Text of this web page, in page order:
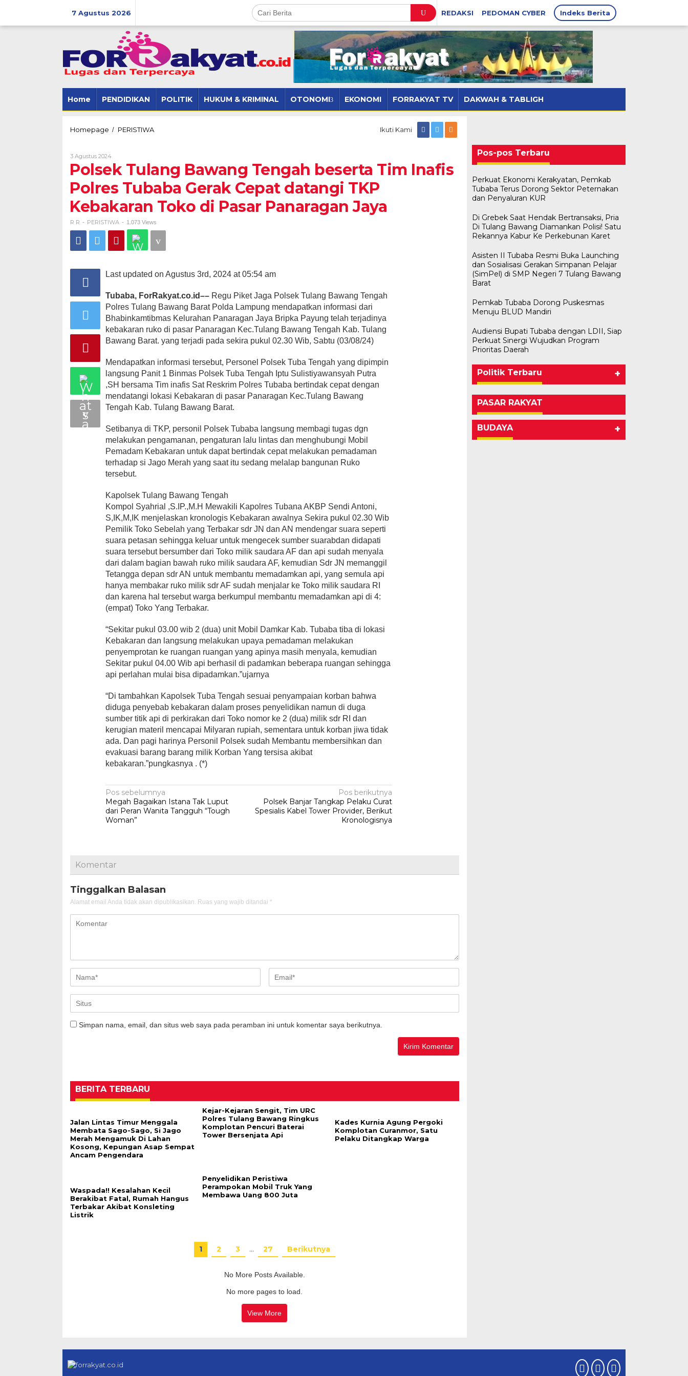
7 Agustus 2026 REDAKSI PEDOMAN CYBER Indeks Berita
Home PENDIDIKAN POLITIK HUKUM & KRIMINAL OTONOMI EKONOMI FORRAKYAT TV DAKWAH & TABLIGH
Homepage / PERISTIWAPolsek
beserta
Tim
Inafis
Polres
Tubaba
Gerak
Cepat
datangi
TKP
Kebakaran
Pasar
Jaya
Ikuti Kami
3 Agustus 2024Oleh
R
R
Polsek Tulang Bawang Tengah beserta Tim Inafis
Polres Tubaba Gerak Cepat datangi TKP
Kebakaran Toko di Pasar Panaragan Jaya
R R - PERISTIWA - 1.073 Views
Last updated on Agustus 3rd, 2024 at 05:54 am
Tubaba, ForRakyat.co.id–– Regu Piket Jaga Polsek Tulang Bawang Tengah
Polres Tulang Bawang Barat Polda Lampung mendapatkan informasi dari
Bhabinkamtibmas Kelurahan Panaragan Jaya Bripka Payung telah terjadinya
kebakaran ruko di pasar Panaragan Kec.Tulang Bawang Tengah Kab. Tulang
Bawang Barat. yang terjadi pada sekira pukul 02.30 Wib, Sabtu (03/08/24)
Mendapatkan informasi tersebut, Personel Polsek Tuba Tengah yang dipimpin
langsung Panit 1 Binmas Polsek Tuba Tengah Iptu Sulistiyawansyah Putra
,SH bersama Tim inafis Sat Reskrim Polres Tubaba bertindak cepat dengan
mendatangi lokasi Kebakaran di pasar Panaragan Kec.Tulang Bawang
Tengah Kab. Tulang Bawang Barat.
Setibanya di TKP, personil Polsek Tubaba langsung membagi tugas dgn
melakukan pengamanan, pengaturan lalu lintas dan menghubungi Mobil
Pemadam Kebakaran untuk dapat bertindak cepat melakukan pemadaman
terhadap si Jago Merah yang saat itu sedang melalap bangunan Ruko
tersebut.
Kapolsek Tulang Bawang Tengah
Kompol Syahrial ,S.IP.,M.H Mewakili Kapolres Tubana AKBP Sendi Antoni,
S,IK,M,IK menjelaskan kronologis Kebakaran awalnya Sekira pukul 02.30 Wib
Pemilik Toko Sebelah yang Terbakar sdr JN dan AN mendengar suara seperti
suara petasan sehingga keluar untuk mengecek sumber suarabdan didapati
suara tersebut bersumber dari Toko milik saudara AF dan api sudah menyala
dari dalam bagian bawah ruko milik saudara AF, kemudian Sdr JN memanggil
Tetangga depan sdr AN untuk membantu memadamkan api, yang semula api
hanya membakar ruko milik sdr AF sudah menjalar ke Toko milik saudara RI
dan karena hal tersebut warga berkumpul membantu memadamkan api di 4:
(empat) Toko Yang Terbakar.
“Sekitar pukul 03.00 wib 2 (dua) unit Mobil Damkar Kab. Tubaba tiba di lokasi
Kebakaran dan langsung melakukan upaya pemadaman melakukan
penyemprotan ke ruangan ruangan yang apinya masih menyala, kemudian
Sekitar pukul 04.00 Wib api berhasil di padamkan beberapa ruangan sehingga
api perlahan mulai bisa dipadamkan.”ujarnya
“Di tambahkan Kapolsek Tuba Tengah sesuai penyampaian korban bahwa
diduga penyebab kebakaran dalam proses penyelidikan namun di duga
sumber titik api di perkirakan dari Toko nomor ke 2 (dua) milik sdr RI dan
kerugian materil mencapai Milyaran rupiah, sementara untuk korban jiwa tidak
ada. Dan pagi harinya Personil Polsek sudah Membantu membersihkan dan
evakuasi barang barang milik Korban Yang tersisa akibat
kebakaran.”pungkasnya . (*)
Navigasi
pos
Pos sebelumnya
Megah Bagaikan Istana Tak Luput
dari Peran Wanita Tangguh “Tough
Woman”
Pos berikutnya
Polsek Banjar Tangkap Pelaku Curat
Spesialis Kabel Tower Provider, Berikut
Kronologisnya
Komentar
Tinggalkan Balasan
Alamat email Anda tidak akan dipublikasikan. Ruas yang wajib ditandai *
Simpan nama, email, dan situs web saya pada peramban ini untuk komentar saya berikutnya.
BERITA TERBARU
Jalan Lintas Timur Menggala
Membata Sago-Sago, Si Jago
Merah Mengamuk Di Lahan
Kosong, Kepungan Asap Sempat
Ancam Pengendara
Kejar-Kejaran Sengit, Tim URC
Polres Tulang Bawang Ringkus
Komplotan Pencuri Baterai
Tower Bersenjata Api
Kades Kurnia Agung Pergoki
Komplotan Curanmor, Satu
Pelaku Ditangkap Warga
Waspada!! Kesalahan Kecil
Berakibat Fatal, Rumah Hangus
Terbakar Akibat Konsleting
Listrik
Penyelidikan Peristiwa
Perampokan Mobil Truk Yang
Membawa Uang 800 Juta
1 2 3 … 27 Berikutnya
No More Posts Available.
No more pages to load.
View More
Pos-pos Terbaru
Perkuat Ekonomi Kerakyatan, Pemkab
Tubaba Terus Dorong Sektor Peternakan
dan Penyaluran KUR
Di Grebek Saat Hendak Bertransaksi, Pria
Di Tulang Bawang Diamankan Polisi! Satu
Rekannya Kabur Ke Perkebunan Karet
Asisten II Tubaba Resmi Buka Launching
dan Sosialisasi Gerakan Simpanan Pelajar
(SimPel) di SMP Negeri 7 Tulang Bawang
Barat
Pemkab Tubaba Dorong Puskesmas
Menuju BLUD Mandiri
Audiensi Bupati Tubaba dengan LDII, Siap
Perkuat Sinergi Wujudkan Program
Prioritas Daerah
Politik Terbaru +
PASAR RAKYAT
BUDAYA +